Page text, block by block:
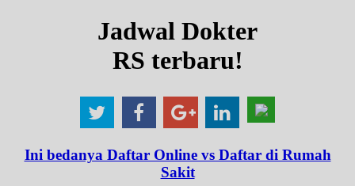
Jadwal Dokter
RS terbaru!
Ini bedanya Daftar Online vs Daftar di Rumah
Sakit